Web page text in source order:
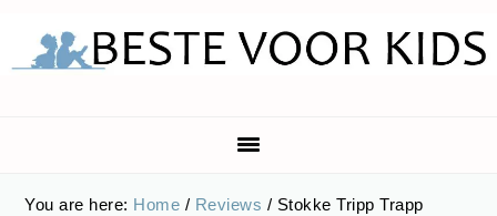
You are here: Home / Reviews / Stokke Tripp Trapp